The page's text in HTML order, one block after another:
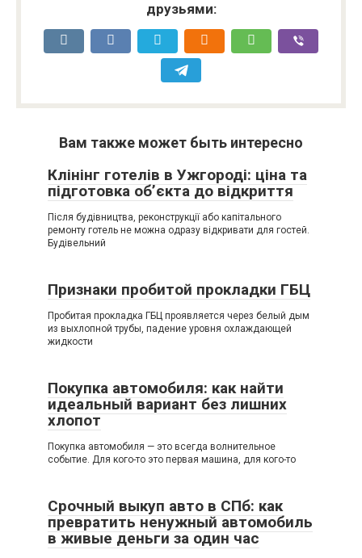
друзьями:
Вам также может быть интересно
Клінінг готелів в Ужгороді: ціна та
підготовка об’єкта до відкриття
Після будівництва, реконструкції або капітального
ремонту готель не можна одразу відкривати для гостей.
Будівельний
Признаки пробитой прокладки ГБЦ
Пробитая прокладка ГБЦ проявляется через белый дым
из выхлопной трубы, падение уровня охлаждающей
жидкости
Покупка автомобиля: как найти
идеальный вариант без лишних
хлопот
Покупка автомобиля — это всегда волнительное
событие. Для кого-то это первая машина, для кого-то
Срочный выкуп авто в СПб: как
превратить ненужный автомобиль
в живые деньги за один час